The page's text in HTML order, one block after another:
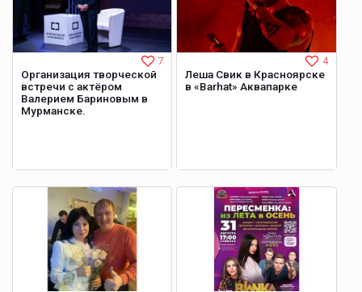
Организация творческой
встречи с актёром
Валерием Бариновым в
Мурманске.
7
Леша Свик в Красноярске
в «Barhat» Аквапарке
4